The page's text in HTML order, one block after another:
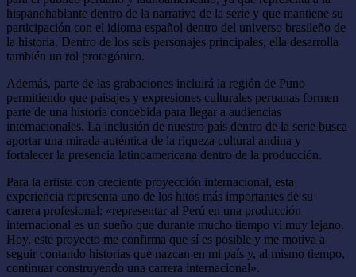
hispanohablante dentro de la narrativa de la serie y que mantiene su
participación con el idioma español dentro del universo brasileño de
la historia. Dentro de los seis personajes principales, ella desarrolla
también un rol protagónico.
Además, parte de las grabaciones incluirá la región de Puno
permitiendo que paisajes y expresiones culturales peruanas formen
parte de una historia concebida para llegar a audiencias
internacionales. La inclusión de nuestro país dentro de la serie busca
aportar una mirada auténtica de la riqueza cultural andina y
fortalecer la presencia latinoamericana dentro de la producción.
Para la artista con creciente proyección internacional, esta
experiencia representa uno de los hitos más importantes de su
carrera profesional: «representar al Perú en una producción
internacional es un sueño que durante mucho tiempo vi muy lejano.
Hoy, este proyecto me confirma que sí es posible y me motiva a
seguir contando historias que nazcan en mi país y, al mismo tiempo,
continuar construyendo una carrera internacional».